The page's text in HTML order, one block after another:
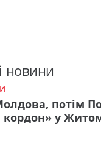
новини
потім
кордон» у